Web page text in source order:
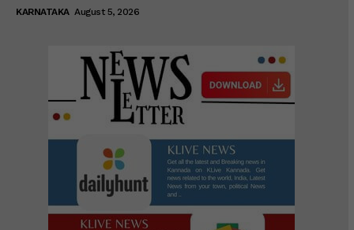
KARNATAKA August 5, 2026